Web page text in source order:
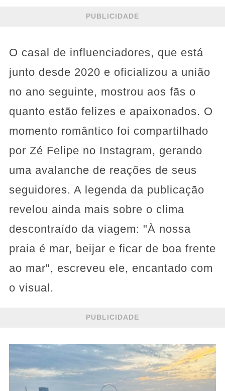
PUBLICIDADE
O casal de influenciadores, que está
junto desde 2020 e oficializou a união
no ano seguinte, mostrou aos fãs o
quanto estão felizes e apaixonados. O
momento romântico foi compartilhado
por Zé Felipe no Instagram, gerando
uma avalanche de reações de seus
seguidores. A legenda da publicação
revelou ainda mais sobre o clima
descontraído da viagem: "À nossa
praia é mar, beijar e ficar de boa frente
ao mar", escreveu ele, encantado com
o visual.
PUBLICIDADE